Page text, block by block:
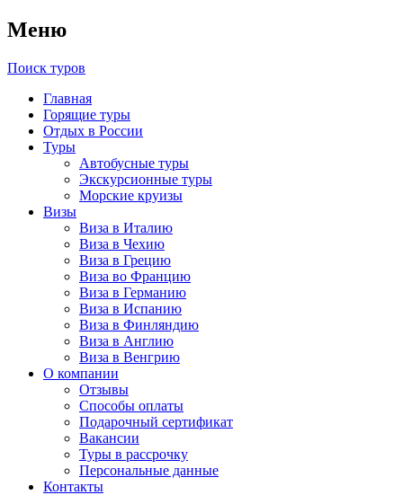
Меню
Поиск туров
Главная
Горящие туры
Отдых в России
Туры
Автобусные туры
Экскурсионные туры
Морские круизы
Визы
Виза в Италию
Виза в Чехию
Виза в Грецию
Виза во Францию
Виза в Германию
Виза в Испанию
Виза в Финляндию
Виза в Англию
Виза в Венгрию
О компании
Отзывы
Способы оплаты
Подарочный сертификат
Вакансии
Туры в рассрочку
Персональные данные
Контакты